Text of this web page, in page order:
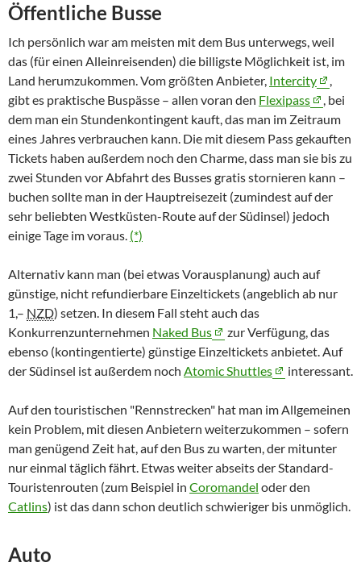
Öffentliche Busse
Ich persönlich war am meisten mit dem Bus unterwegs, weil
das (für einen Alleinreisenden) die billigste Möglichkeit ist, im
Land herumzukommen. Vom größten Anbieter, Intercity
,
gibt es praktische Buspässe – allen voran den Flexipass
, bei
dem man ein Stundenkontingent kauft, das man im Zeitraum
eines Jahres verbrauchen kann. Die mit diesem Pass gekauften
Tickets haben außerdem noch den Charme, dass man sie bis zu
zwei Stunden vor Abfahrt des Busses gratis stornieren kann –
buchen sollte man in der Hauptreisezeit (zumindest auf der
sehr beliebten Westküsten-Route auf der Südinsel) jedoch
einige Tage im voraus. (*)
Alternativ kann man (bei etwas Vorausplanung) auch auf
günstige, nicht refundierbare Einzeltickets (angeblich ab nur
1,– NZD) setzen. In diesem Fall steht auch das
Konkurrenzunternehmen Naked Bus
zur Verfügung, das
ebenso (kontingentierte) günstige Einzeltickets anbietet. Auf
der Südinsel ist außerdem noch Atomic Shuttles interessant.
Auf den touristischen "Rennstrecken" hat man im Allgemeinen
kein Problem, mit diesen Anbietern weiterzukommen – sofern
man genügend Zeit hat, auf den Bus zu warten, der mitunter
nur einmal täglich fährt. Etwas weiter abseits der Standard-
Touristenrouten (zum Beispiel in Coromandel oder den
Catlins) ist das dann schon deutlich schwieriger bis unmöglich.
Auto